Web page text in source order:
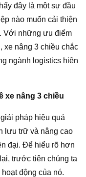
đây là một sự đầu
nào muốn cải thiện
Với những ưu điểm
xe nâng 3 chiều chắc
ngành logistics hiện
xe nâng 3 chiều
pháp hiệu quả
lưu trữ và nâng cao
đại. Để hiểu rõ hơn
trước tiên chúng ta
động của nó.